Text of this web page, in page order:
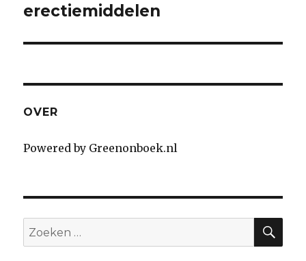
erectiemiddelen
OVER
Powered by Greenonboek.nl
Search
for: